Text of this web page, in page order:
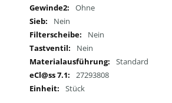
Ohne
Nein
Nein
Nein
Standard
27293808
Stück